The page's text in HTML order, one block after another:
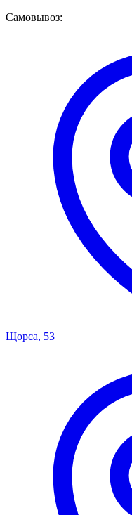
Самовывоз:
Щорса, 53